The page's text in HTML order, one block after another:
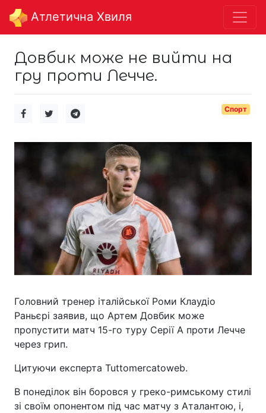
Aтлетична Хвиля
Довбик може не вийти на
гру проти Лечче.
Спорт
Головний тренер італійської Роми Клаудіо
Раньєрі заявив, що Артем Довбик може
пропустити матч 15-го туру Серії А проти Лечче
через грип.
Цитуючи експерта Tuttomercatoweb.
В понеділок він боровся у греко-римському стилі
зі своїм опонентом під час матчу з Аталантою, і,